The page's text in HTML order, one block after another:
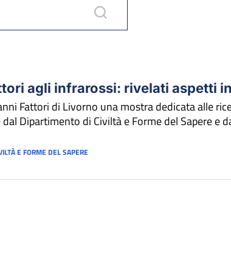
agli infrarossi: rivelati aspetti
Fattori di Livorno una mostra dedicata alle
Dipartimento di Civiltà e Forme del Sapere e
E FORME DEL SAPERE